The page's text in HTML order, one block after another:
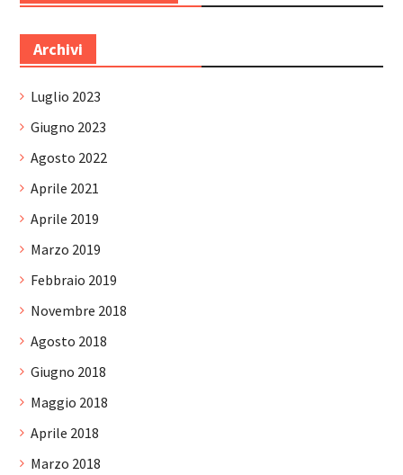
Archivi
Luglio 2023
Giugno 2023
Agosto 2022
Aprile 2021
Aprile 2019
Marzo 2019
Febbraio 2019
Novembre 2018
Agosto 2018
Giugno 2018
Maggio 2018
Aprile 2018
Marzo 2018